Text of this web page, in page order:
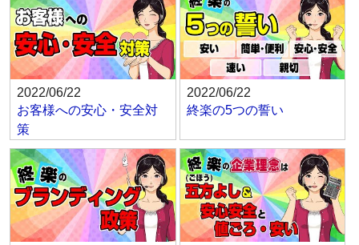
2022/06/22
お客様への安心・安全対
策
2022/06/22
終楽の5つの誓い